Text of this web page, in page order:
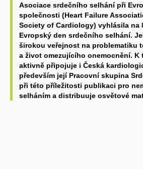
Asociace srdečního selhání při
společnosti (Heart Failure
Society of Cardiology) vyhlásila na
Evropský den srdečního selhání.
širokou veřejnost na problematiku
a život omezujícího onemocnění. K
aktivně připojuje i Česká
především její Pracovní skupina
při této příležitosti publikaci pro
selháním a distribuuje osvětové